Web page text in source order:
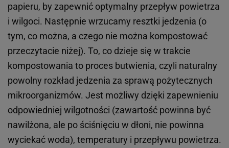
papieru, by zapewnić optymalny przepływ powietrza
i wilgoci. Następnie wrzucamy resztki jedzenia (o
tym, co można, a czego nie można kompostować
przeczytacie niżej). To, co dzieje się w trakcie
kompostowania to proces butwienia, czyli naturalny
powolny rozkład jedzenia za sprawą pożytecznych
mikroorganizmów. Jest możliwy dzięki zapewnieniu
odpowiedniej wilgotności (zawartość powinna być
nawilżona, ale po ściśnięciu w dłoni, nie powinna
wyciekać woda), temperatury i przepływu powietrza.